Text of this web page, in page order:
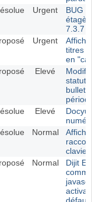
Urgent
BUG
7.3.7
Urgent
titres
en
Elevé
statut
Elevé
Normal
clavier
Normal
Dijit
défaut